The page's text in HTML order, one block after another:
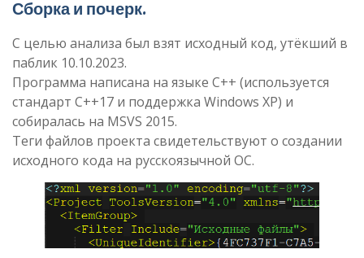
Сборка и почерк.
С целью анализа был взят исходный код, утёкший в
паблик 10.10.2023.
Программа написана на языке C++ (используется
стандарт C++17 и поддержка Windows XP) и
собиралась на MSVS 2015.
Теги файлов проекта свидетельствуют о создании
исходного кода на русскоязычной ОС.